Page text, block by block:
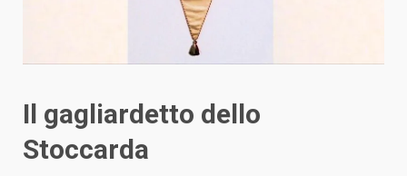
Il gagliardetto dello
Stoccarda